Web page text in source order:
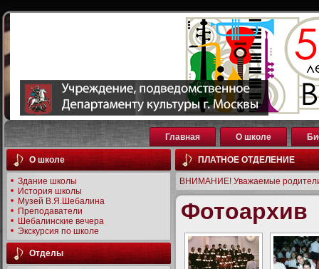
Главная О школе
О школе
Здание школы
История школы
Музей В.Я.Шебалина
Преподаватели
Шебалинские вечера
Экскурсия по школе
Отделы
ПЛАТНОЕ ОТДЕЛЕНИЕ
ВНИМАНИЕ! Уважаемые
Фотоархив